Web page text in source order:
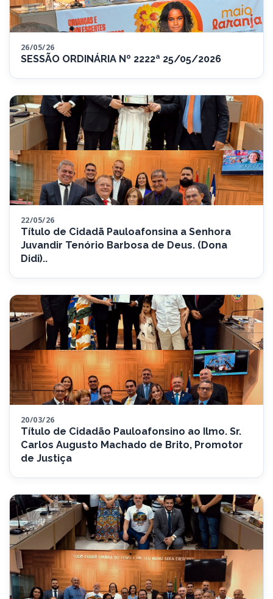
26/05/26
SESSÃO ORDINÁRIA Nº 2222ª 25/05/2026
22/05/26
Título de Cidadã Pauloafonsina a Senhora
Juvandir Tenório Barbosa de Deus. (Dona
Didi)..
20/03/26
Título de Cidadão Pauloafonsino ao Ilmo. Sr.
Carlos Augusto Machado de Brito, Promotor
de Justiça